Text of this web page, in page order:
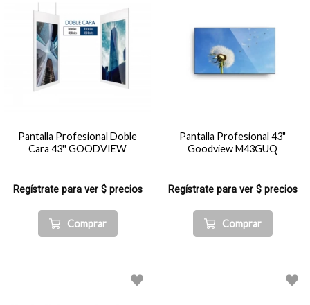
Pantalla Profesional Doble
Cara 43'' GOODVIEW
Regístrate para ver $ precios
Comprar
Pantalla Profesional 43"
Goodview M43GUQ
Regístrate para ver $ precios
Comprar